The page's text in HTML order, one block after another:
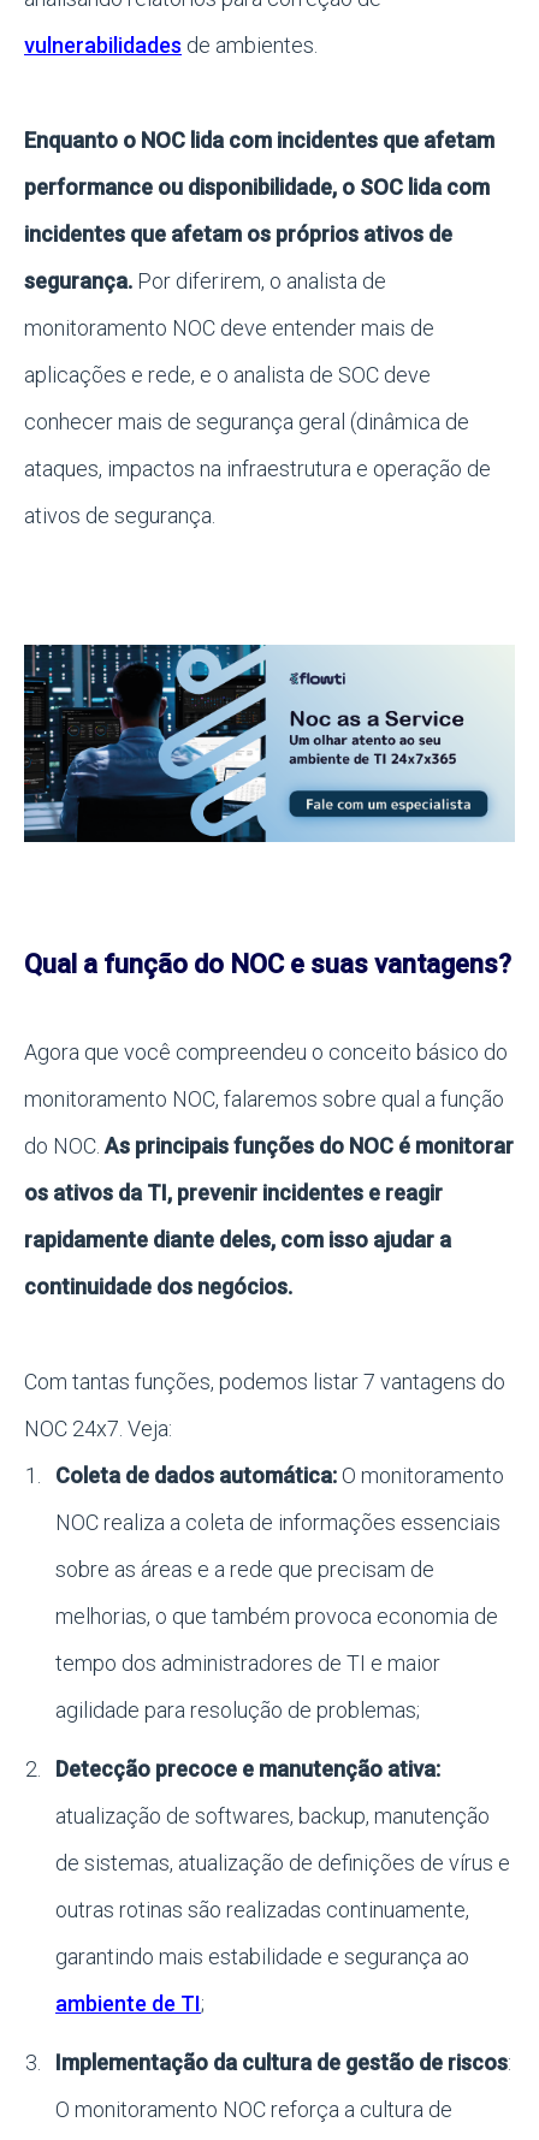
vulnerabilidades de ambientes.
Enquanto o NOC lida com incidentes que afetam
performance ou disponibilidade, o SOC lida com
incidentes que afetam os próprios ativos de
segurança. Por diferirem, o analista de
monitoramento NOC deve entender mais de
aplicações e rede, e o analista de SOC deve
conhecer mais de segurança geral (dinâmica de
ataques, impactos na infraestrutura e operação de
ativos de segurança.
Qual a função do NOC e suas vantagens?
Agora que você compreendeu o conceito básico do
monitoramento NOC, falaremos sobre qual a função
do NOC. As principais funções do NOC é monitorar
os ativos da TI, prevenir incidentes e reagir
rapidamente diante deles, com isso ajudar a
continuidade dos negócios.
Com tantas funções, podemos listar 7 vantagens do
NOC 24x7. Veja:
Coleta de dados automática:O monitoramento
NOC realiza a coleta de informações essenciais
sobre as áreas e a rede que precisam de
melhorias, o que também provoca economia de
tempo dos administradores de TI e maior
agilidade para resolução de problemas;
Detecção precoce e manutenção ativa:
atualização de softwares, backup, manutenção
de sistemas, atualização de definições de vírus e
outras rotinas são realizadas continuamente,
garantindo mais estabilidade e segurança ao
ambiente de TI;
Implementação da cultura de gestão de riscos:
O monitoramento NOC reforça a cultura de